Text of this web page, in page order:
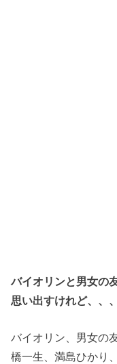
バイオリンと男女の
思い出すけれど、、、
バイオリン、男女の
橋一生、満島ひかり